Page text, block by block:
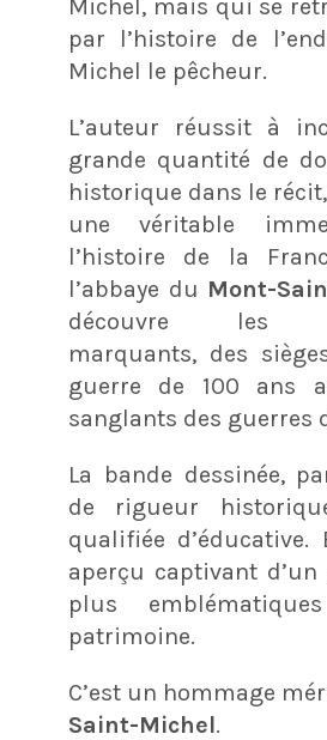
Michel, mais qui se
par l’histoire de
Michel le pêcheur.
L’auteur réussit à
grande quantité de
historique dans le
une véritable
l’histoire de la
l’abbaye du Mont-
découvre les
marquants, des
guerre de 100 ans
sanglants des guerres
La bande dessinée,
de rigueur
qualifiée
aperçu captivant
plus
patrimoine.
C’est un hommage
Saint-Michel.